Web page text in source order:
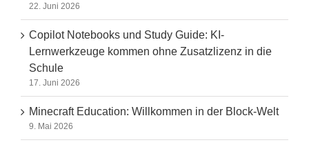
22. Juni 2026
Copilot Notebooks und Study Guide: KI-
Lernwerkzeuge kommen ohne Zusatzlizenz in die
Schule
17. Juni 2026
Minecraft Education: Willkommen in der Block-Welt
9. Mai 2026